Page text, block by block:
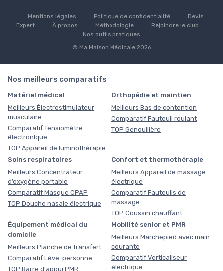
Mentions légales Politique de confidentialité
Devis
Expert
À propos Méthodologie
Rejoindre le club
Nos outils pratiques
© Ma Maison Médicale 2026
Nos meilleurs comparatifs
Matériel médical
Meilleurs Électrostimulateur
musculaire
Comparatif Tensiomètre
électronique
TOP Appareil de luminothérapie
Orthopédie et maintien
Meilleurs Bas de contention
Comparatif Fauteuil roulant
TOP Genouillère
Soins respiratoires
Meilleurs Concentrateur
d’oxygène portable
Comparatif Masque CPAP
TOP Douche nasale électrique
Confort et thermothérapie
Meilleurs Appareil de massage
électrique
Comparatif Fauteuils de
massage
TOP Coussin chauffant
Équipement médical du
domicile
Meilleurs Planche de transfert
Comparatif Lève-personne
TOP Barre d'appui PMR
Mobilité senior et PMR
Meilleurs Marchepied avec main
courante
Comparatif Verticaliseur
électrique